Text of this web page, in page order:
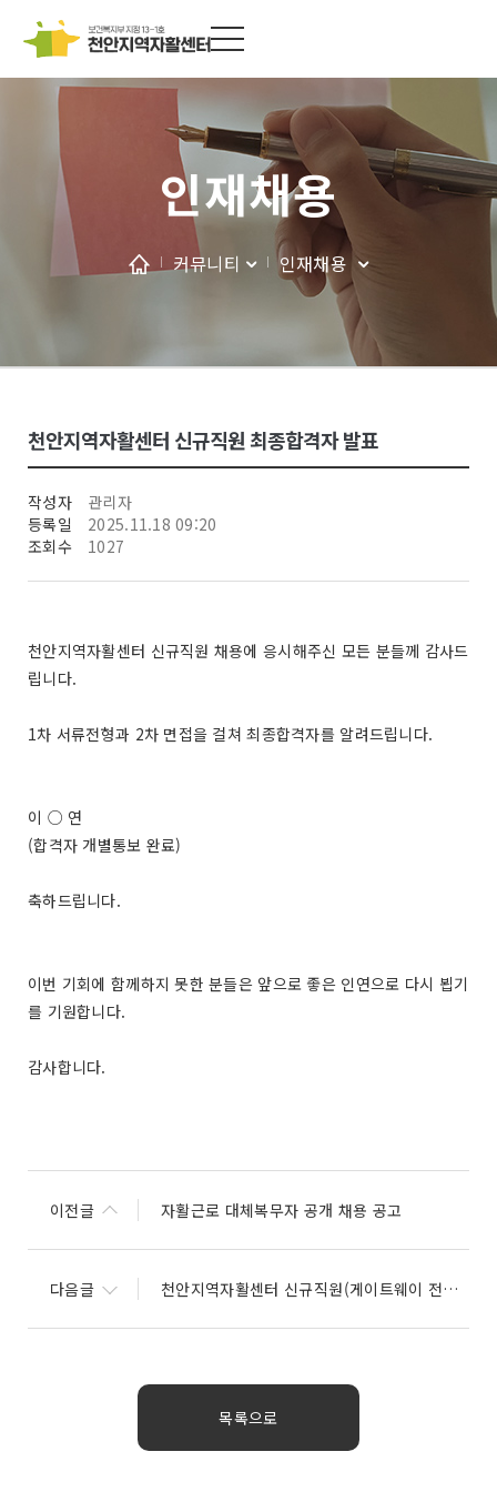
인재채용
커뮤니티 인재채용
천안지역자활센터 신규직원 최종합격자 발표
작성자
관리자
등록일
2025.11.18 09:20
조회수
1027
천안지역자활센터 신규직원 채용에 응시해주신 모든 분들께 감사드
립니다.
1차 서류전형과 2차 면접을 걸쳐 최종합격자를 알려드립니다.
이 ○ 연
(합격자 개별통보 완료)
축하드립니다.
이번 기회에 함께하지 못한 분들은 앞으로 좋은 인연으로 다시 뵙기
를 기원합니다.
감사합니다.
이전글 자활근로 대체복무자 공개 채용 공고
다음글 천안지역자활센터 신규직원(게이트웨이 전담관리자) 채용공고
목록으로